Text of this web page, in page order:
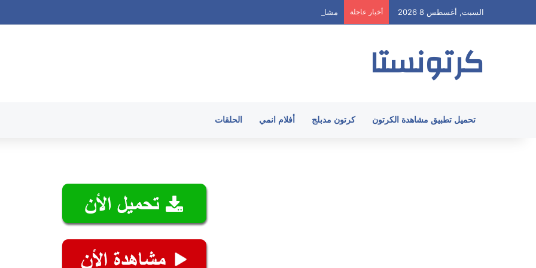
السبت, أغسطس 8 2026 أخبار عاجلة مشاهدة هيا ارنولد الحلقة 58 مدبلج HD جميع الحلقات
كرتونستا
تحميل تطبيق مشاهدة الكرتون كرتون مدبلج أفلام انمي الحلقات